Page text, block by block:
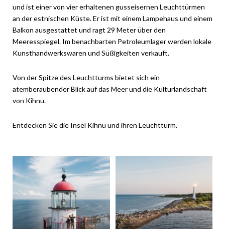
und ist einer von vier erhaltenen gusseisernen Leuchttürmen
an der estnischen Küste. Er ist mit einem Lampehaus und einem
Balkon ausgestattet und ragt 29 Meter über den
Meeresspiegel. Im benachbarten Petroleumlager werden lokale
Kunsthandwerkswaren und Süßigkeiten verkauft.
Von der Spitze des Leuchtturms bietet sich ein
atemberaubender Blick auf das Meer und die Kulturlandschaft
von Kihnu.
Entdecken Sie die Insel Kihnu und ihren Leuchtturm.